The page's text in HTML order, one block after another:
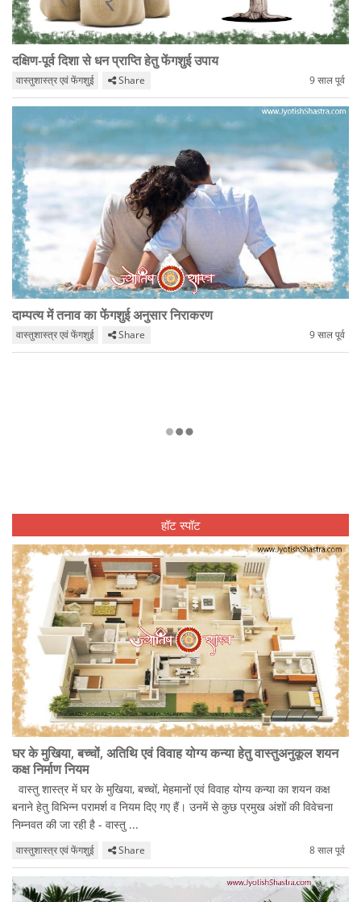
दक्षिण-पूर्व दिशा से धन प्राप्ति हेतु फेंगशुई उपाय
वास्तुशास्त्र एवं फेंगशुई Share 9 साल पूर्व
दाम्पत्य में तनाव का फेंगशुई अनुसार निराकरण
वास्तुशास्त्र एवं फेंगशुई Share 9 साल पूर्व
हॉट स्पॉट
घर के मुखिया, बच्चों, अतिथि एवं विवाह योग्य कन्या हेतु वास्तुअनुकूल शयन
कक्ष निर्माण नियम
वास्तु शास्त्र में घर के मुखिया, बच्चों, मेहमानों एवं विवाह योग्य कन्या का शयन कक्ष
बनाने हेतु विभिन्न परामर्श व नियम दिए गए हैं। उनमें से कुछ प्रमुख अंशों की विवेचना
निम्नवत की जा रही है - वास्तु ...
वास्तुशास्त्र एवं फेंगशुई Share 8 साल पूर्व